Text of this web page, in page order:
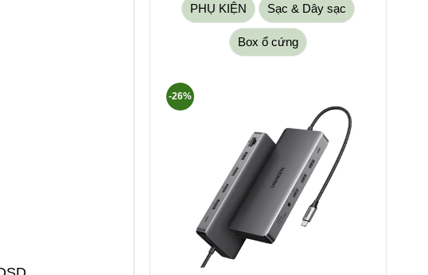
PHỤ KIỆN Sạc & Dây sạc
Box ổ cứng
-26%